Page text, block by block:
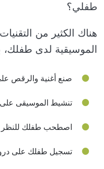
طفلي؟
هناك الكثير من
الموسيقية لدى
صنع أغنية والرقص
تنشيط الموسيقى على
اصطحب طفلك للنظر
تسجيل طفلك على